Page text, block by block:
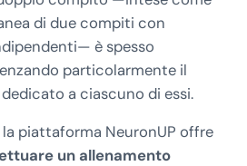
di due compiti con
è spesso
particolarmente il
a ciascuno di essi.
piattaforma NeuronUP offre
un allenamento